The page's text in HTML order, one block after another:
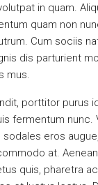
in quam.
quam non
Cum sociis
dis parturient
mus.
porttitor purus
fermentum nunc.
sodales eros
at.
quis, pharetra